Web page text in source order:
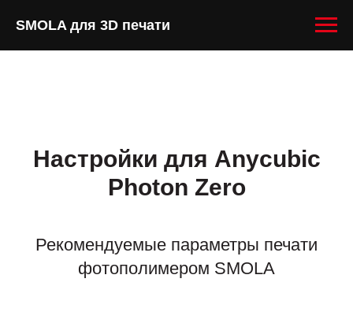
SMOLA для 3D печати
Настройки для Anycubic
Photon Zero
Рекомендуемые параметры печати
фотополимером SMOLA